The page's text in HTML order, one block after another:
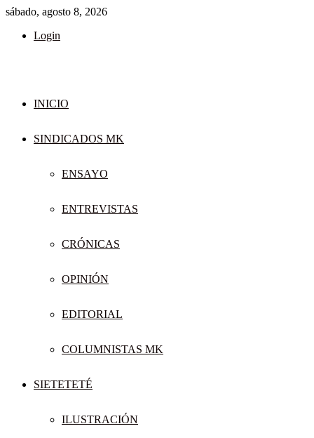
sábado, agosto 8, 2026
Login
INICIO
SINDICADOS MK
ENSAYO
ENTREVISTAS
CRÓNICAS
OPINIÓN
EDITORIAL
COLUMNISTAS MK
SIETETETÉ
ILUSTRACIÓN